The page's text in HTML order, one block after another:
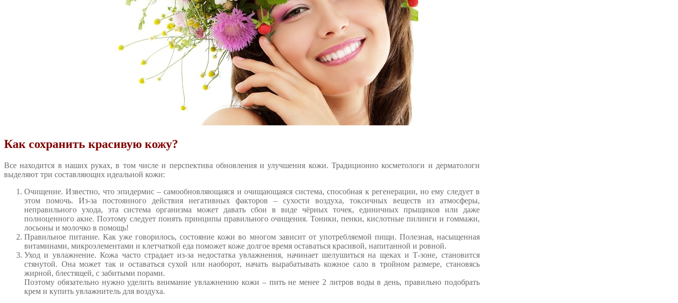
Как сохранить красивую кожу?
Все находится в наших руках, в том числе и перспектива обновления и улучшения кожи. Традиционно косметологи и дерматологи
выделяют три составляющих идеальной кожи:
Очищение. Известно, что эпидермис – самообновляющаяся и очищающаяся система, способная к регенерации, но ему следует в
этом помочь. Из-за постоянного действия негативных факторов – сухости воздуха, токсичных веществ из атмосферы,
неправильного ухода, эта система организма может давать сбои в виде чёрных точек, единичных прыщиков или даже
полноценного акне. Поэтому следует понять принципы правильного очищения. Тоники, пенки, кислотные пилинги и гоммажи,
лосьоны и молочко в помощь!
Правильное питание. Как уже говорилось, состояние кожи во многом зависит от употребляемой пищи. Полезная, насыщенная
витаминами, микроэлементами и клетчаткой еда поможет коже долгое время оставаться красивой, напитанной и ровной.
Уход и увлажнение. Кожа часто страдает из-за недостатка увлажнения, начинает шелушиться на щеках и Т-зоне, становится
стянутой. Она может так и оставаться сухой или наоборот, начать вырабатывать кожное сало в тройном размере, становясь
жирной, блестящей, с забитыми порами.
Поэтому обязательно нужно уделить внимание увлажнению кожи – пить не менее 2 литров воды в день, правильно подобрать
крем и купить увлажнитель для воздуха.